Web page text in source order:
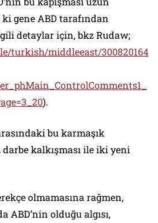
gene ABD tarafından
detaylar için, bkz Rudaw;
turkish/middleeast/300820164
).
bu karmaşık
kalkışması ile iki yeni
olmamasına rağmen,
ABD’nin olduğu algısı,